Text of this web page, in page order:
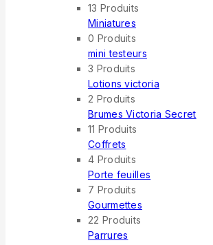
13 Produits
Miniatures
0 Produits
mini testeurs
3 Produits
Lotions victoria
2 Produits
Brumes Victoria Secret
11 Produits
Coffrets
4 Produits
Porte feuilles
7 Produits
Gourmettes
22 Produits
Parrures